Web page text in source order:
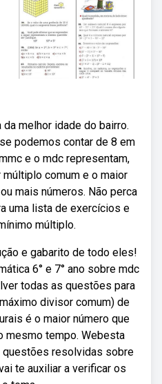
melhor idade do bairro.
podemos contar de 8 em
e o mdc representam,
comum e o maior
mais números. Não perca
uma lista de exercícios e
múltiplo.
e gabarito de todo eles!
6° e 7° ano sobre mdc
todas as questões para
divisor comum) de
é o maior número que
tempo. Webesta
resolvidas sobre
te auxiliar a verificar os